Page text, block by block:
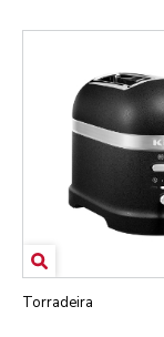
Torradeira